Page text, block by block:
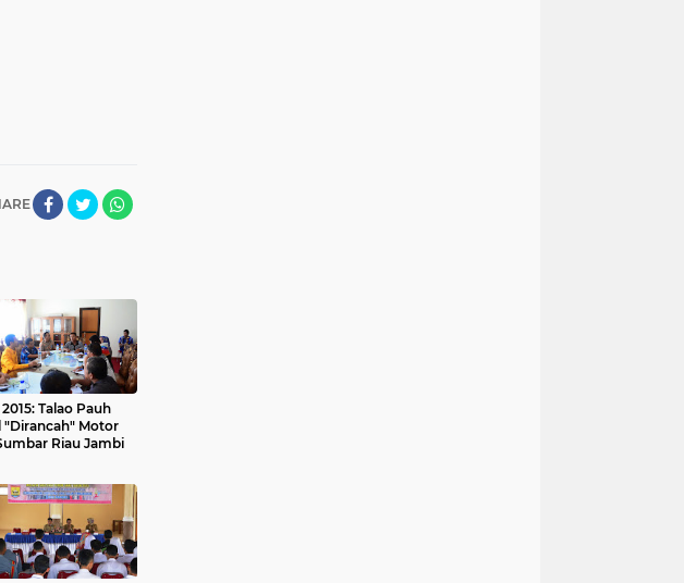
Talao Pauh
"Dirancah" Motor
Riau Jambi